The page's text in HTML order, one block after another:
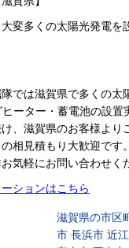
変多くの太陽光発電を
では滋賀県で多くの太
ーター・蓄電池の設置
、滋賀県のお客様より
相見積もり大歓迎です
気軽にお問い合わせく
ションはこちら
滋賀県の市区
市 長浜市 近